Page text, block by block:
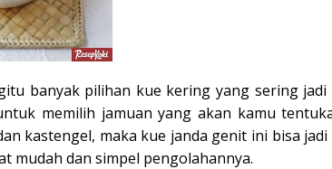
banyak pilihan kue kering yang sering
memilih jamuan yang akan kamu
kastengel, maka kue janda genit ini bisa
mudah dan simpel pengolahannya.